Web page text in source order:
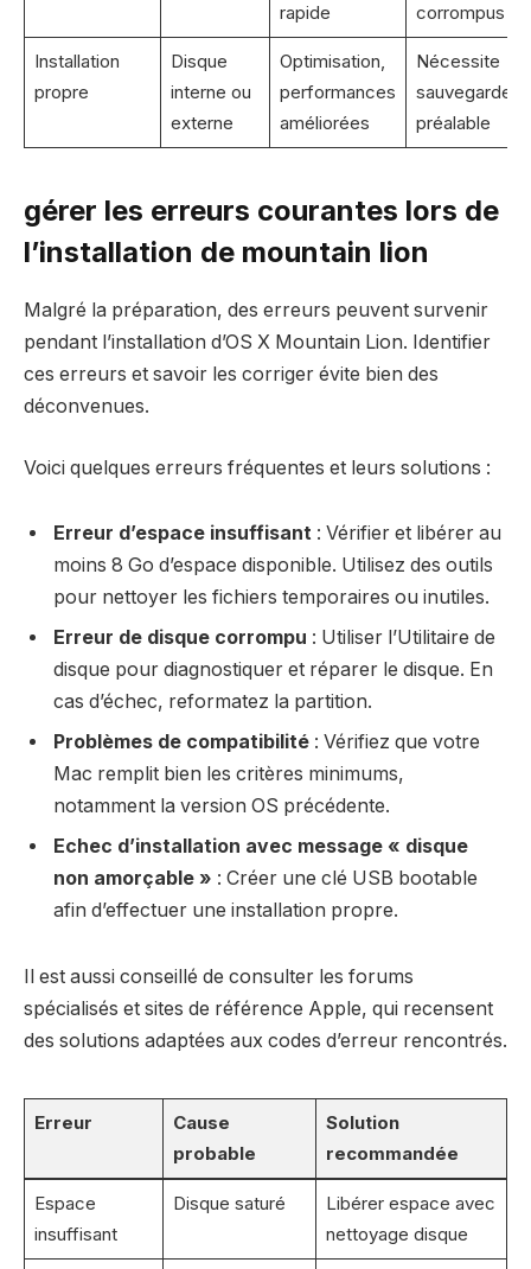
rapide
corrompus
Installation
propre
Disque
interne ou
externe
Optimisation,
performances
améliorées
Nécessite
sauvegarde
préalable
gérer les erreurs courantes lors de
l’installation de mountain lion
Malgré la préparation, des erreurs peuvent survenir
pendant l’installation d’OS X Mountain Lion. Identifier
ces erreurs et savoir les corriger évite bien des
déconvenues.
Voici quelques erreurs fréquentes et leurs solutions :
Erreur d’espace insuffisant : Vérifier et libérer au
moins 8 Go d’espace disponible. Utilisez des outils
pour nettoyer les fichiers temporaires ou inutiles.
Erreur de disque corrompu : Utiliser l’Utilitaire de
disque pour diagnostiquer et réparer le disque. En
cas d’échec, reformatez la partition.
Problèmes de compatibilité : Vérifiez que votre
Mac remplit bien les critères minimums,
notamment la version OS précédente.
Echec d’installation avec message « disque
non amorçable » : Créer une clé USB bootable
afin d’effectuer une installation propre.
Il est aussi conseillé de consulter les forums
spécialisés et sites de référence Apple, qui recensent
des solutions adaptées aux codes d’erreur rencontrés.
Erreur
Cause
probable
Solution
recommandée
Espace
insuffisant
Disque saturé
Libérer espace avec
nettoyage disque